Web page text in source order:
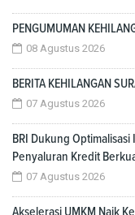
PENGUMUMAN
08 Agustus 2026
BERITA KEHILANGAN
07 Agustus 2026
BRI Dukung
Penyaluran Kredit
07 Agustus 2026
Akselerasi UMKM Naik